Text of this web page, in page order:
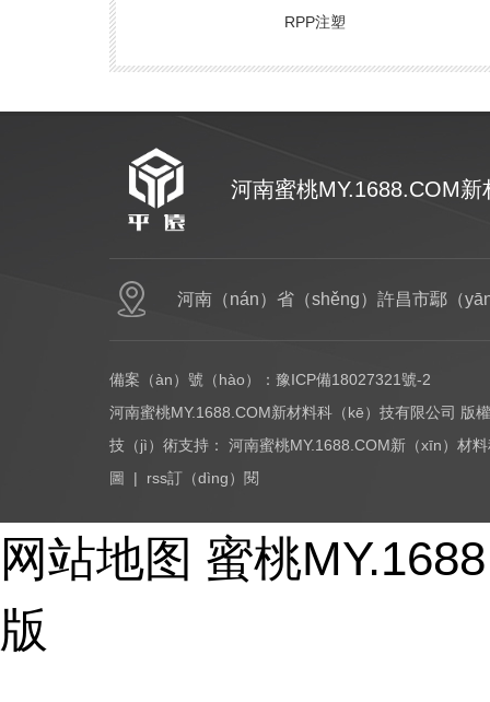
RPP注塑
河南蜜桃MY.1688.COM
河南（nán）省（shěng）許昌市鄢（
備案（àn）號（hào）： 豫ICP備18027321號-2
河南蜜桃MY.1688.COM新材料科（kē）技有限公司 版
技（jì）術支持： 河南蜜桃MY.1688.COM新（xīn）材
圖
| rss訂（dìng）閱
网站地图 蜜桃
版